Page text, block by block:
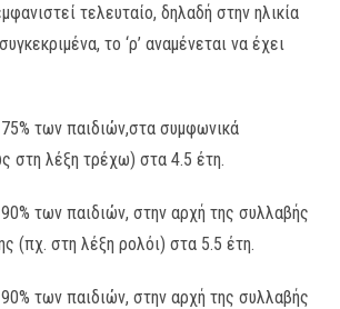
τελευταίο, δηλαδή στην ηλικία
το ‘ρ’ αναμένεται να έχει
των παιδιών,στα συμφωνικά
στη λέξη τρέχω) στα 4.5 έτη.
των παιδιών, στην αρχή της συλλαβής
(πχ. στη λέξη ρολόι) στα 5.5 έτη.
των παιδιών, στην αρχή της συλλαβής